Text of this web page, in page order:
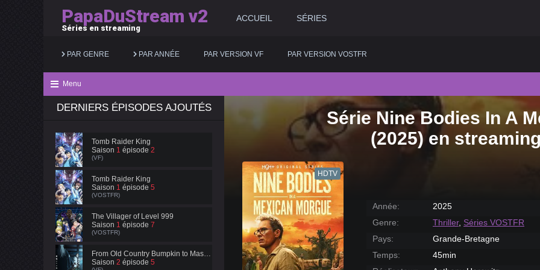
PapaDuStream v2
Séries en streaming
ACCUEIL SÉRIES
PAR GENRE
Action
Animation
Aventure
Biopic
Comédie
Documentaire Historique
Horreur
Musical
Policier
Romance
Science fiction
PAR ANNÉE
2025
2022 2017
2016
2015
2014
PAR VERSION VF PAR VERSION VOSTFR
Menu
DERNIERS ÉPISODES AJOUTÉS
Tomb Raider King
Saison 1 épisode 2
(VF)
Tomb Raider King
Saison 1 épisode 5
(VOSTFR)
The Villager of Level 999
Saison 1 épisode 7
(VOSTFR)
From Old Country Bumpkin to Master Swordsman
Saison 2 épisode 5
Série Nine Bodies In A
(2025) en
HDTV
Année:
2025
Genre:
Thriller, Séries VOSTFR
Pays:
Grande-Bretagne
Temps:
45min